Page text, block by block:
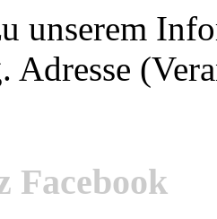
unserem
Adresse
Facebook